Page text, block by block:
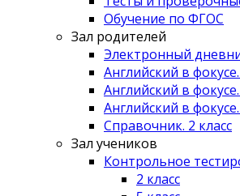
Обучение по ФГОС
Зал родителей
Электронный
Английский в фокусе.
Английский в фокусе.
Английский в фокусе.
Справочник. 2 класс
Зал учеников
Контрольное
2 класс